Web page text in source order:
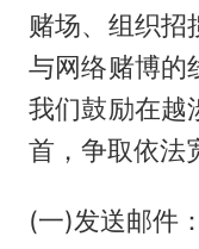
赌场、组织招
与网络赌博的
我们鼓励在越
首，争取依法
(一)发送邮件